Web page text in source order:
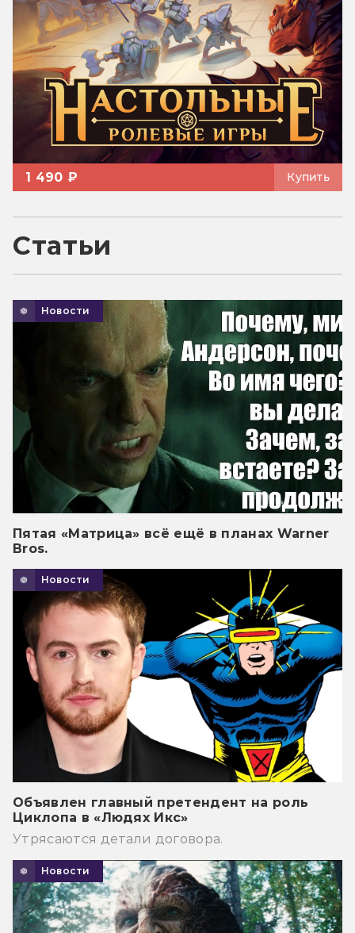
1 490 ₽ Купить
Статьи
Новости
Пятая «Матрица» всё ещё в планах Warner
Bros.
Новости
Объявлен главный претендент на роль
Циклопа в «Людях Икс»
Утрясаются детали договора.
Новости